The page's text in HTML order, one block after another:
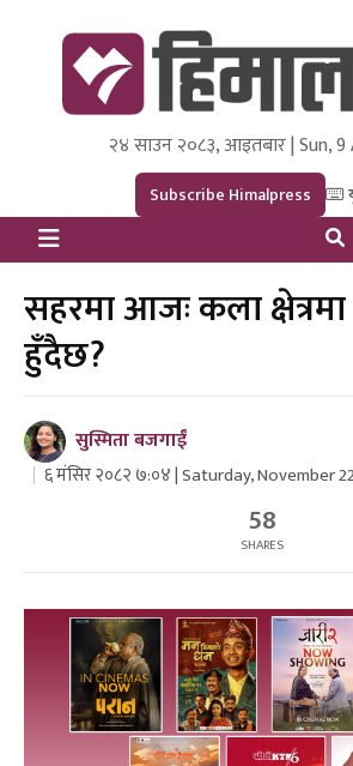
Himal Press
Dot NewsyNepal Media and
२४ साउन २०८३, आइतबार | Sun,
Subscribe Himalpress
सहरमा आजः कला
हुँदैछ?
सुस्मिता बजगाईं
६ मंसिर २०८२ ७:०४ | Saturday, November
58
SHARES